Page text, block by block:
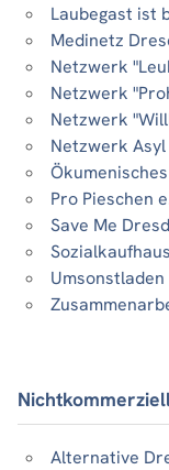
Laubegast ist
Medinetz
Netzwerk
Netzwerk
Netzwerk
Netzwerk
Pro Pieschen
Save Me
Sozialkaufhaus
Alternative